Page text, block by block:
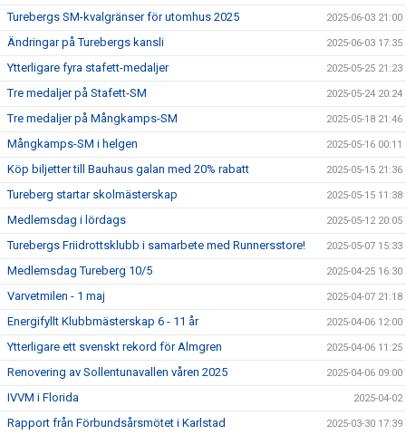
Turebergs SM-kvalgränser för utomhus 2025 2025-06-03 21:00
Ändringar på Turebergs kansli 2025-06-03 17:35
Ytterligare fyra stafett-medaljer 2025-05-25 21:23
Tre medaljer på Stafett-SM 2025-05-24 20:24
Tre medaljer på Mångkamps-SM 2025-05-18 21:46
Mångkamps-SM i helgen 2025-05-16 00:11
Köp biljetter till Bauhaus galan med 20% rabatt 2025-05-15 21:36
Tureberg startar skolmästerskap 2025-05-15 11:38
Medlemsdag i lördags 2025-05-12 20:05
Turebergs Friidrottsklubb i samarbete med Runnersstore! 2025-05-07 15:33
Medlemsdag Tureberg 10/5 2025-04-25 16:30
Varvetmilen - 1 maj 2025-04-07 21:18
Energifyllt Klubbmästerskap 6 - 11 år 2025-04-06 12:00
Ytterligare ett svenskt rekord för Almgren 2025-04-06 11:25
Renovering av Sollentunavallen våren 2025 2025-04-06 09:00
IVVM i Florida 2025-04-02
Rapport från Förbundsårsmötet i Karlstad 2025-03-30 17:39